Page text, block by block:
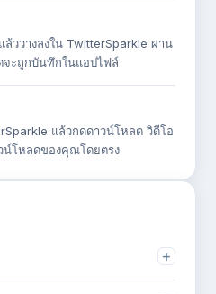
ววางลงใน TwitterSparkle ผ่าน
จะถูกบันทึกในแอปไฟล์
แล้วกดดาวน์โหลด วิดีโอ
น์โหลดของคุณโดยตรง
+